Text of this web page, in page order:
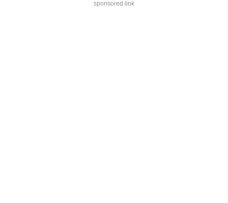
sponsored link